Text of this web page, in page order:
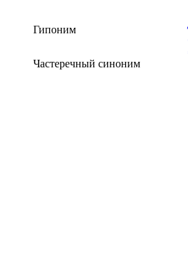
Гипоним
Частеречный синоним